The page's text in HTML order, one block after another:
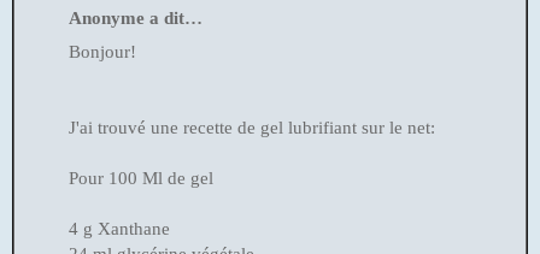
Anonyme a dit…
Bonjour!
J'ai trouvé une recette de gel lubrifiant sur le net:
Pour 100 Ml de gel
4 g Xanthane